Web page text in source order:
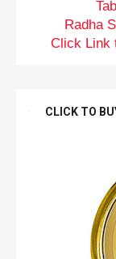
Radha
Click Link
CLICK TO